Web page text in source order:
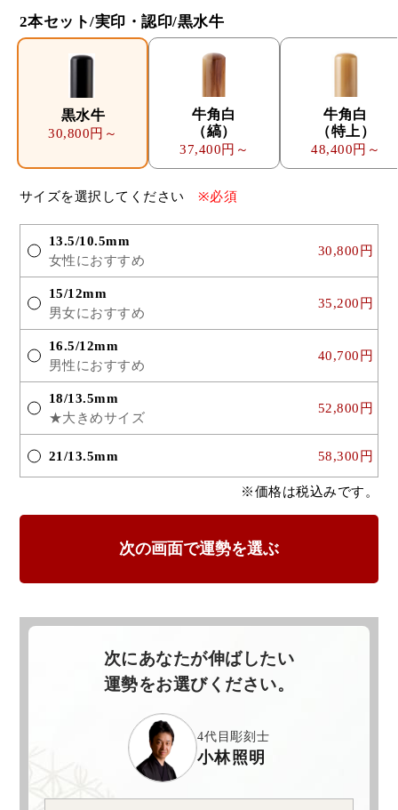
2本セット/実印・認印/黒水牛
黒水牛
30,800円～
牛角白
（縞）
37,400円～
牛角白
（特上）
48,400円～
サイズを選択してください ※必須
13.5/10.5mm
女性におすすめ
30,800円
15/12mm
男女におすすめ
35,200円
16.5/12mm
男性におすすめ
40,700円
18/13.5mm
★大きめサイズ
52,800円
21/13.5mm 58,300円
※価格は税込みです。
次にあなたが伸ばしたい
運勢をお選びください。
4代目彫刻士
小林照明